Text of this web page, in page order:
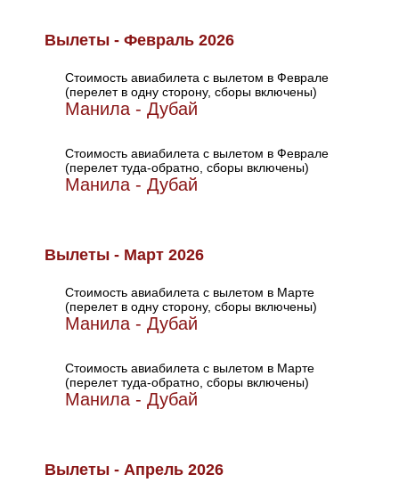
Вылеты - Февраль 2026
Стоимость авиабилета с вылетом в Феврале
(перелет в одну сторону, сборы включены)
Манила - Дубай
Стоимость авиабилета с вылетом в Феврале
(перелет туда-обратно, сборы включены)
Манила - Дубай
Вылеты - Март 2026
Стоимость авиабилета с вылетом в Марте
(перелет в одну сторону, сборы включены)
Манила - Дубай
Стоимость авиабилета с вылетом в Марте
(перелет туда-обратно, сборы включены)
Манила - Дубай
Вылеты - Апрель 2026